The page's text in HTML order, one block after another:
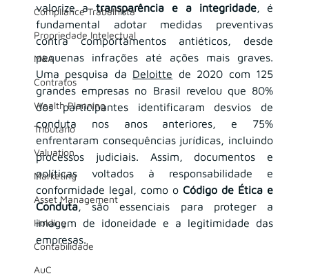
Compliance Trabalhista
Propriedade Intelectual
M&A
Contratos
Wealth Planning
Tributário
Valuation
Marketing
Asset Management
Holding
Contabilidade
AuC
valorize a transparência e a integridade, é
fundamental adotar medidas preventivas
contra comportamentos antiéticos, desde
pequenas infrações até ações mais graves.
Uma pesquisa da Deloitte de 2020 com 125
grandes empresas no Brasil revelou que 80%
dos participantes identificaram desvios de
conduta nos anos anteriores, e 75%
enfrentaram consequências jurídicas, incluindo
processos judiciais. Assim, documentos e
políticas voltados à responsabilidade e
conformidade legal, como o Código de Ética e
Conduta, são essenciais para proteger a
imagem de idoneidade e a legitimidade das
empresas.